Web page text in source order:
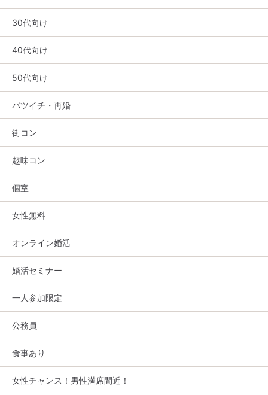
30代向け
40代向け
50代向け
バツイチ・再婚
街コン
趣味コン
個室
女性無料
オンライン婚活
婚活セミナー
一人参加限定
公務員
食事あり
女性チャンス！男性満席間近！